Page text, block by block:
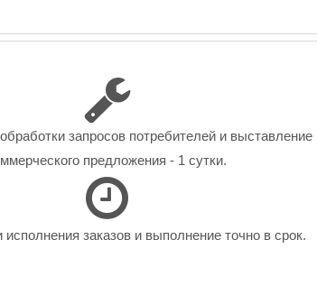
запросов потребителей и выставление
предложения - 1 сутки.
исполнения заказов и выполнение точно в срок.